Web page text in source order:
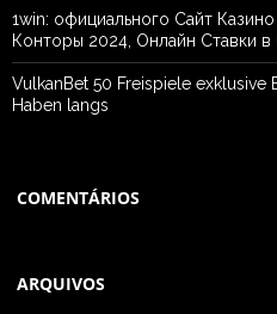
1win: официального Сайт
Конторы 2024, Онлайн Ставки
VulkanBet 50 Freispiele exklusive
Haben langs
COMENTÁRIOS
ARQUIVOS